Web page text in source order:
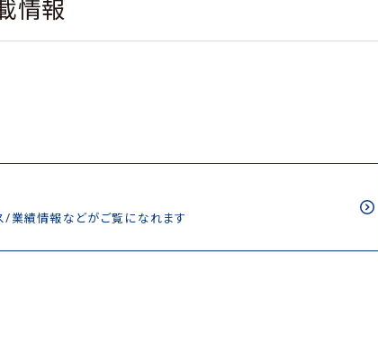
情報
/業績情報などがご覧になれます